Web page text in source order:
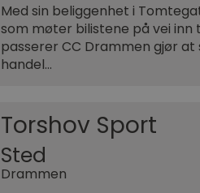
Med sin beliggenhet i
som møter bilistene på vei inn
passerer CC Drammen gjør
handel…
Torshov Sport
Sted
Drammen